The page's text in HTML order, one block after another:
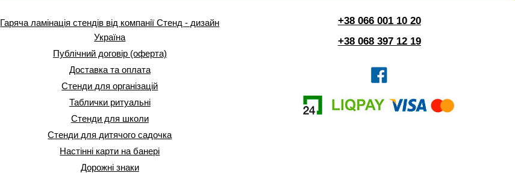
Гаряча ламінація стендів від компанії Стенд - дизайн
Україна
Публічний договір (оферта)
Доставка та оплата
Стенди для організацій
Таблички ритуальні
Стенди для школи
Стенди для дитячого садочка
Настінні карти на банері
Дорожні знаки
+38 066 001 10 20
+38 068 397 12 19